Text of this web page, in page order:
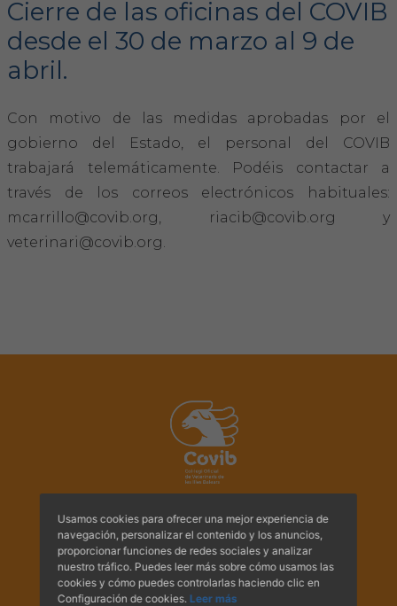
FORMACIÓN
Certificados de formaciones COVIB
ACTUALIDAD
Notas de prensa
Centros veterinarios
Colegiados
Cierre de las oficinas del COVIB
desde el 30 de marzo al 9 de
abril.
Con motivo de las medidas aprobadas por el
gobierno del Estado, el personal del COVIB
trabajará telemáticamente. Podéis contactar a
través de los correos electrónicos habituales:
mcarrillo@covib.org, riacib@covib.org y
veterinari@covib.org.
Av. Comte Sallent, 2
Principal A i B - 07003
Palma de Mallorca.
Tel.: +34 971 71 30 49
Usamos cookies para ofrecer una mejor experiencia de
navegación, personalizar el contenido y los anuncios,
proporcionar funciones de redes sociales y analizar
nuestro tráfico. Puedes leer más sobre cómo usamos las
cookies y cómo puedes controlarlas haciendo clic en
Configuración de cookies. Leer más